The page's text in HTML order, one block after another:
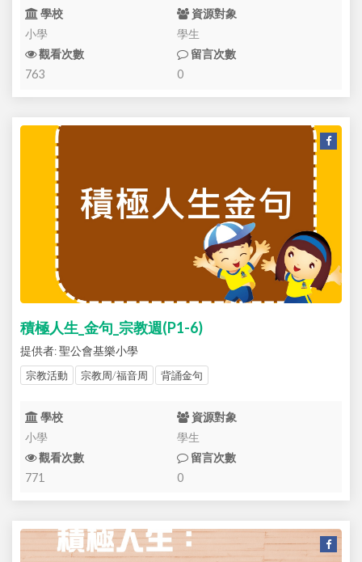
學校
小學
資源對象
學生
觀看次數
763
留言次數
0
積極人生_金句_宗教週(P1-6)
提供者: 聖公會基樂小學
宗教活動 宗教周/福音周 背誦金句
學校
小學
資源對象
學生
觀看次數
771
留言次數
0